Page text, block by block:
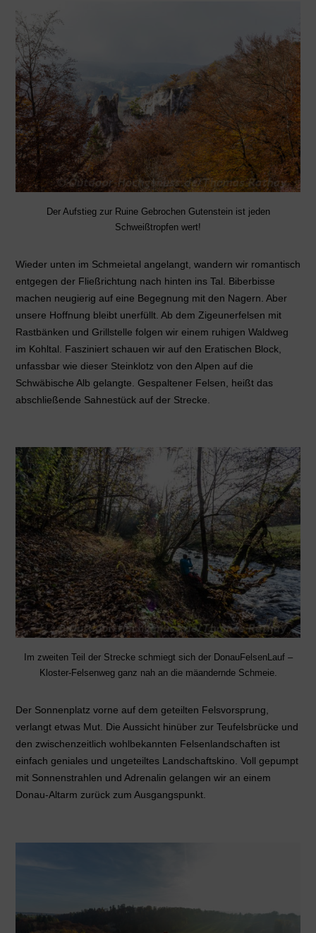
Der Aufstieg zur Ruine Gebrochen Gutenstein ist jeden
Schweißtropfen wert!
Wieder unten im Schmeietal angelangt, wandern wir romantisch
entgegen der Fließrichtung nach hinten ins Tal. Biberbisse
machen neugierig auf eine Begegnung mit den Nagern. Aber
unsere Hoffnung bleibt unerfüllt. Ab dem Zigeunerfelsen mit
Rastbänken und Grillstelle folgen wir einem ruhigen Waldweg
im Kohltal. Fasziniert schauen wir auf den Eratischen Block,
unfassbar wie dieser Steinklotz von den Alpen auf die
Schwäbische Alb gelangte. Gespaltener Felsen, heißt das
abschließende Sahnestück auf der Strecke.
Im zweiten Teil der Strecke schmiegt sich der DonauFelsenLauf –
Kloster-Felsenweg ganz nah an die mäandernde Schmeie.
Der Sonnenplatz vorne auf dem geteilten Felsvorsprung,
verlangt etwas Mut. Die Aussicht hinüber zur Teufelsbrücke und
den zwischenzeitlich wohlbekannten Felsenlandschaften ist
einfach geniales und ungeteiltes Landschaftskino. Voll gepumpt
mit Sonnenstrahlen und Adrenalin gelangen wir an einem
Donau-Altarm zurück zum Ausgangspunkt.